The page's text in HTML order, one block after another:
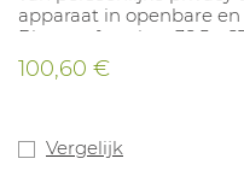
apparaat in openbare en
Binnenafmeting: 38,5 x 27
Voldoet aan MIL-STD-188-
100,60 €
Vergelijk